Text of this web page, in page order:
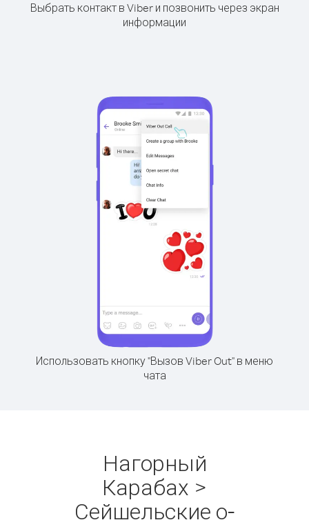
Выбрать контакт в Viber и позвонить через экран
информации
Использовать кнопку "Вызов Viber Out" в меню
чата
Нагорный
Карабах >
Сейшельские о-